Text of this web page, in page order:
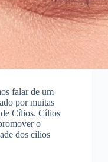
falar de um
por muitas
Cílios. Cílios
o
dos cílios